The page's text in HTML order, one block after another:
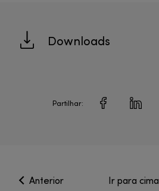
Downloads
Partilhar:
Anterior Ir para cima